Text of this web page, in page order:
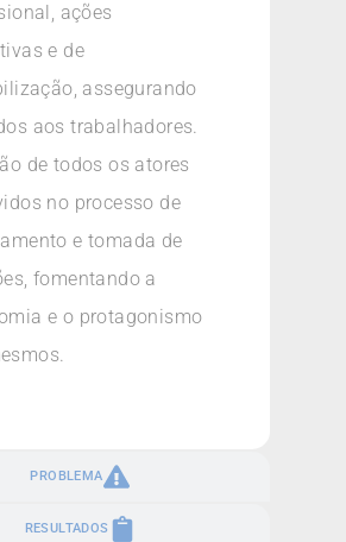
PROBLEMA
RESULTADOS
ações
e de
assegurando
aos trabalhadores.
de todos os atores
no processo de
e tomada de
fomentando a
e o protagonismo